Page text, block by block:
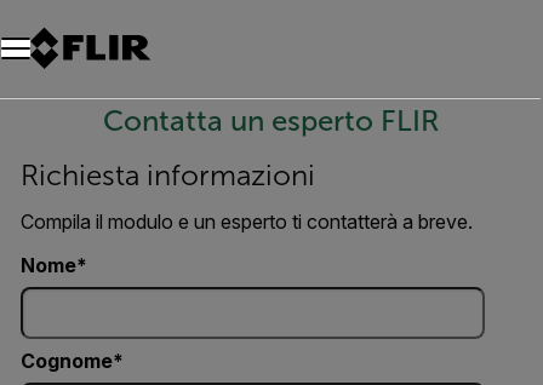
Unread messages
Modello
Rimuovi
articoli
articolo
Aggiungi al carrello
Aggiunto al carrello
Contatta un esperto FLIR
Richiesta informazioni
Compila il modulo e un esperto ti contatterà a breve.
Nome
Cognome